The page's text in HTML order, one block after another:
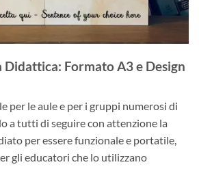
Formato A3 e Design
per le aule e per i gruppi numerosi di
a tutti di seguire con attenzione la
per essere funzionale e portatile,
gli educatori che lo utilizzano